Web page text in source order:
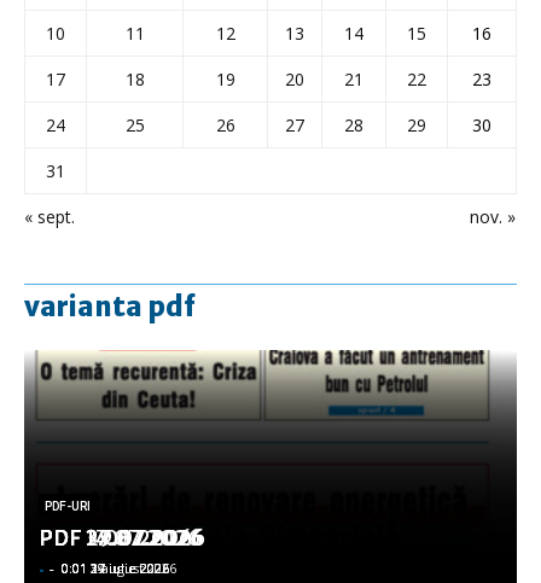
« sept. nov. »
10
11 12 13 14 15
16
17
18 19 20 21 22
23
24
25 26 27 28 29
30
31
varianta pdf
PDF-URI
PDF 3.08.2026
- - 0:01 3 august 2026
PDF-URI
PDF 29.07.2026
- - 0:01 29 iulie 2026
PDF-URI
PDF 27.07.2026
- - 0:01 27 iulie 2026
PDF-URI
PDF 17.07.2026
- - 0:01 17 iulie 2026
PDF-URI
PDF 14.07.2026
- - 0:01 14 iulie 2026